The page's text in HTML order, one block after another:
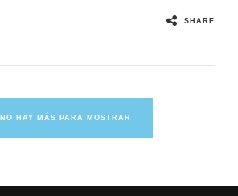
SHARE
NO HAY MÁS PARA MOSTRAR